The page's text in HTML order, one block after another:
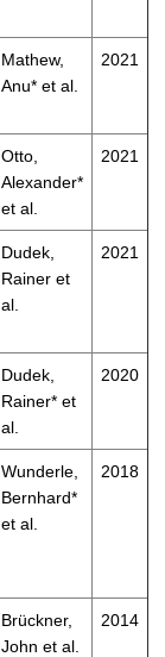
Mathew,
Anu* et al.
2021
Otto,
Alexander*
et al.
2021
Dudek,
Rainer et
al.
2021
Dudek,
Rainer* et
al.
2020
Wunderle,
Bernhard*
et al.
2018
Brückner,
John et al.
2014